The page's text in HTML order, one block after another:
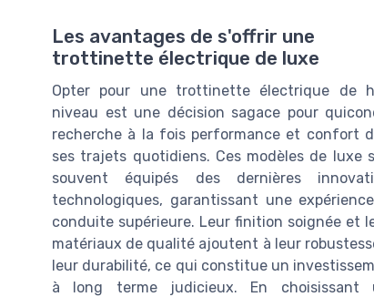
Les avantages de s'offrir une
trottinette électrique de luxe
Opter pour une trottinette électrique de
niveau est une décision sagace pour
recherche à la fois performance et confort
ses trajets quotidiens. Ces modèles de luxe
souvent équipés des dernières
technologiques, garantissant une
conduite supérieure. Leur finition soignée et
matériaux de qualité ajoutent à leur
leur durabilité, ce qui constitue un
à long terme judicieux. En choisissant